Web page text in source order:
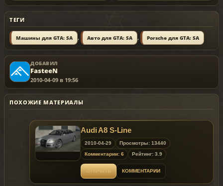
ТЕГИ
Машины для GTA: SA , Авто для GTA: SA , Porsche для GTA: SA
ДОБАВИЛ
FasteeN
2010-04-09 в 19:56
ПОХОЖИЕ МАТЕРИАЛЫ
Audi A8 S-Line
2010-04-29
Просмотры: 13440
Комментарии: 6
Рейтинг: 3.9
КОММЕНТАРИИ